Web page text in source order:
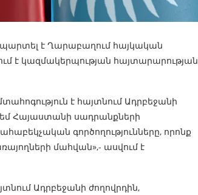
է Ղարաբաղում հայկական
է կազմակերպության հայտարարության
է հայտնում Ադրբեջանի
Հայաստանի սադրանքների
գործողությունները, որոնք
մահվան»,- ասվում է
Ադրբեջանի ժողովրդին,